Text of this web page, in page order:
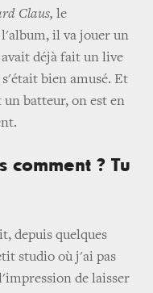
Claus, le
il va jouer un
déjà fait un live
bien amusé. Et
batteur, on est en
comment ? Tu
depuis quelques
studio où j'ai pas
de laisser